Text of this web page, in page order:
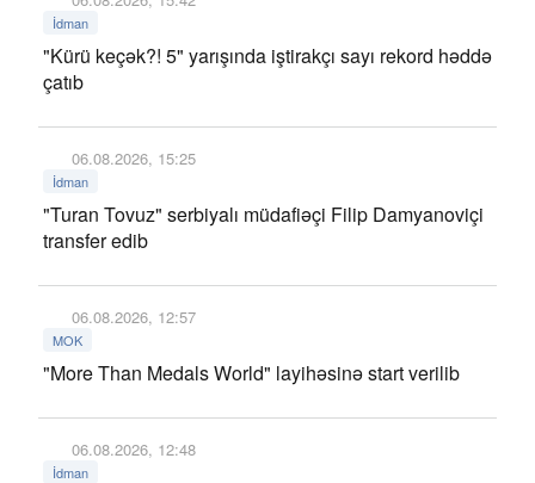
İdman
"Kürü keçək?! 5" yarışında iştirakçı sayı rekord həddə
çatıb
06.08.2026, 15:25
İdman
"Turan Tovuz" serbiyalı müdafiəçi Filip Damyanoviçi
transfer edib
06.08.2026, 12:57
MOK
"More Than Medals World" layihəsinə start verilib
06.08.2026, 12:48
İdman